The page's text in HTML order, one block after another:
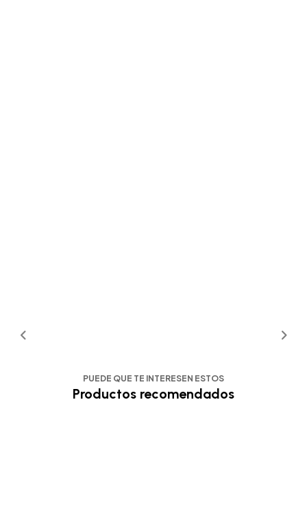
PUEDE QUE TE INTERESEN ESTOS
Productos recomendados